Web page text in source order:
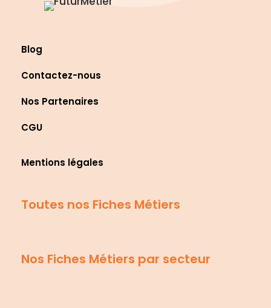
Blog
Contactez-nous
Nos Partenaires
CGU
Mentions légales
Toutes nos Fiches Métiers
Nos Fiches Métiers par secteur